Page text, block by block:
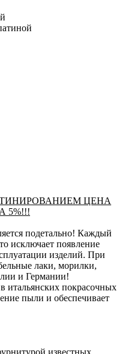
ЦЕНА
5%!!!
подетально! Каждый
исключает появление
изделий. При
лаки, морилки,
и Германии!
итальянских покрасочных
пыли и обеспечивает
известных